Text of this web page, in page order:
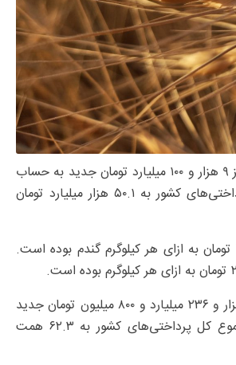
، از ابتدای آغاز پرداخت مطالبات گندم‌کاران تا ۱۶ خرداد ۱۴۰۵ با واریز ۹ هزار و ۱۰۰ میلیارد تومان جدید به حساب
گندم‌کارانی که محصول خود را تا ۱۶ خرداد تحویل داده بودند، مجموع کل پرداختی‌های کشور به ۵۰.۱ هزار میلیارد تومان
سهم گندم‌کاران بازه ۱ فروردین تا ۱۵ اردیبهشت تسویه مطالبات تا سقف ۲۷,۵۰۰ تومان به ازای هر کیلوگرم گندم بوده است.
در مرحله بعدی پرداختی‌ها و تا ۲۰ خرداد ۱۴۰۵، تنها با فاصله ۴ روز، با واریز ۱۲ هزار و ۲۳۶ میلیارد و ۸۰۰ میلیون تومان جدید
به حساب کشاورزانی که محصول خود را تا ۲۰ خرداد تحویل داده بودند، مجموع کل پرداختی‌های کشور به ۶۲.۳ همت